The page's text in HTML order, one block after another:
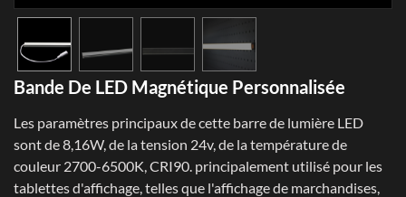
Bande De LED Magnétique Personnalisée
Les paramètres principaux de cette barre de lumière LED
sont de 8,16W, de la tension 24v, de la température de
couleur 2700-6500K, CRI90. principalement utilisé pour les
tablettes d'affichage, telles que l'affichage de marchandises,